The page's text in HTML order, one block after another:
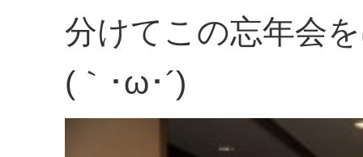
分けてこの忘年会
(｀･ω･´)